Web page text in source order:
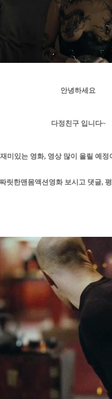
안녕하세요
다정친구 입니다~
미있는 영화, 영상 많이 올릴 예정
릿한맨몸액션영화 보시고 댓글,